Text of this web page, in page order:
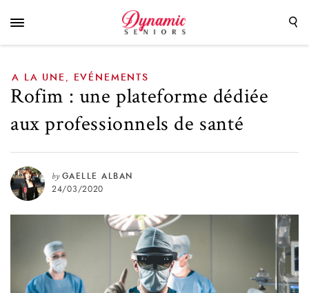
de santé
A LA UNE EVÉNEMENTS
Rofim : une plateforme dédiée
aux professionnels de santé
by GAELLE ALBAN
24/03/2020